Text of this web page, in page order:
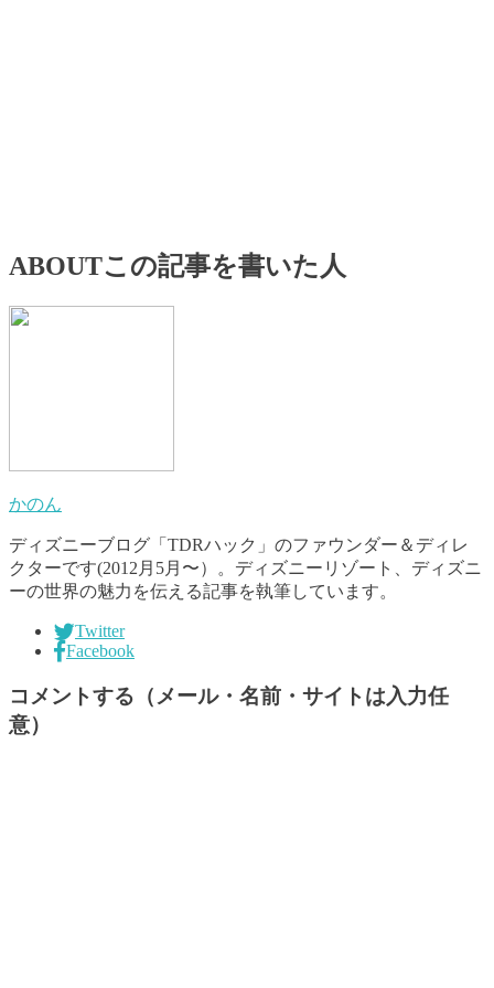
ABOUTこの記事を書いた人
かのん
ディズニーブログ「TDRハック」のファウンダー＆ディレ
クターです(2012月5月〜）。ディズニーリゾート、ディズニ
ーの世界の魅力を伝える記事を執筆しています。
Twitter
Facebook
コメントする（メール・名前・サイトは入力任
意）